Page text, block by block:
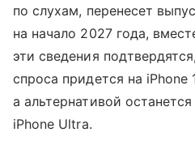
по слухам, перенесет
на начало 2027 года,
эти сведения
спроса придется на iPhone
а альтернативой
iPhone Ultra.